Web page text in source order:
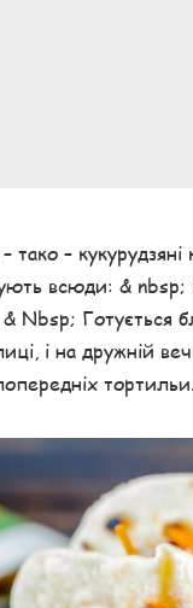
тако –
всюди: & nbsp;
& Nbsp;
і на дружній
тортильи.